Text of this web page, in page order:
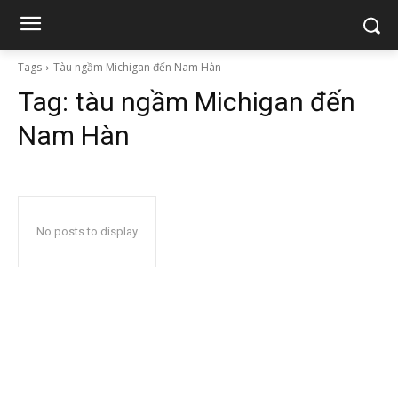
Tags Tàu ngầm Michigan đến Nam Hàn
Tag: tàu ngầm Michigan đến
Nam Hàn
No posts to display